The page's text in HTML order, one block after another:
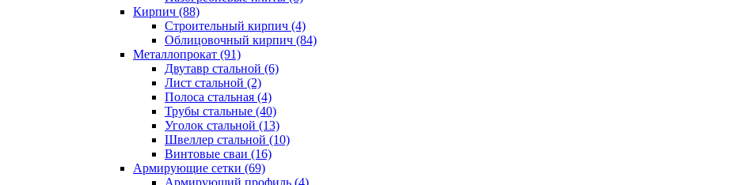
Кирпич (88)
Строительный кирпич (4)
Облицовочный кирпич (84)
Металлопрокат (91)
Двутавр стальной (6)
Лист стальной (2)
Полоса стальная (4)
Трубы стальные (40)
Уголок стальной (13)
Швеллер стальной (10)
Винтовые сваи (16)
Армирующие сетки (69)
Армирующий профиль (4)